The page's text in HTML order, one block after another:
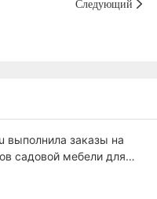
Следующий
выполнила заказы на
садовой мебели для